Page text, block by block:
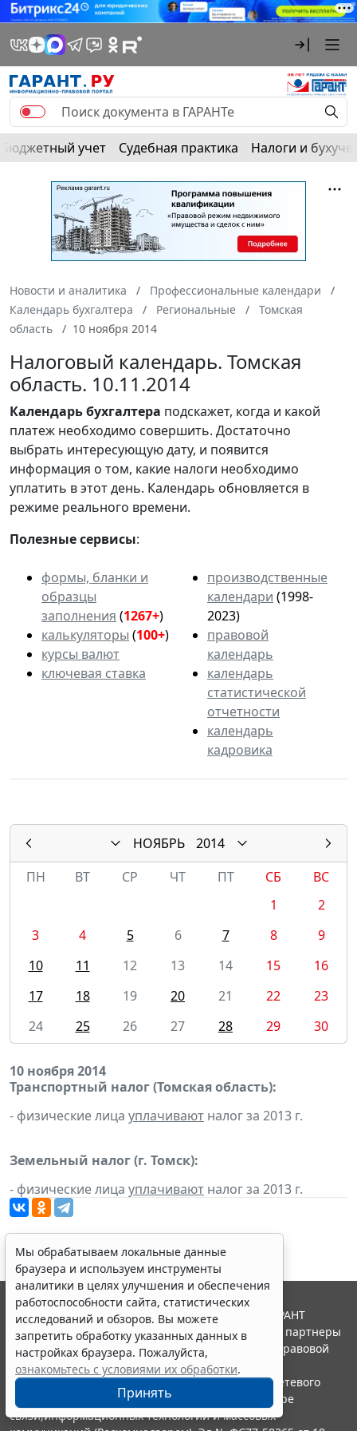
Бюджетный учет Судебная практика Налоги и
Новости и аналитика
Профессиональные календари
Календарь бухгалтера
Региональные
Томская
область
10 ноября 2014
Налоговый календарь. Томская
область. 10.11.2014
Календарьбухгалтера подскажет, когда и какой
платеж необходимо совершить. Достаточно
выбрать интересующую дату, и появится
информация о том, какие налоги необходимо
уплатить в этот день. Календарь обновляется в
режиме реального времени.
Полезные сервисы:
формы, бланки и
образцы
заполнения (1267+)
калькуляторы (100+)
курсы валют
ключевая ставка
производственные
календари (1998-
2023)
правовой
календарь
календарь
статистической
отчетности
календарь
кадровика
НОЯБРЬ
2014
ПН
ВТ СР ЧТ ПТ СБ
ВС
1
2
3
4 5 6 7 8
9
10
11 12 13 14 15
16
17
18 19 20 21 22
23
24
25 26 27 28 29 30
10 ноября 2014
Транспортный налог (Томская область):
- физические лица уплачивают налог за 2013 г.
Земельный налог (г. Томск):
- физические лица уплачивают налог за 2013 г.
Мы обрабатываем локальные данные
браузера и используем инструменты
аналитики в целях улучшения и обеспечения
работоспособности сайта, статистических
исследований и обзоров. Вы можете
запретить обработку указанных данных в
настройках браузера. Пожалуйста,
ознакомьтесь с условиями их обработки.
Принять
© ООО "НПП "ГАРАНТ-СЕРВИС", 2026. Система ГАРАНТ
выпускается с 1990 года. Компания "Гарант" и ее партнеры
являются участниками Российской ассоциации правовой
информации ГАРАНТ.
Портал ГАРАНТ.РУ зарегистрирован в качестве сетевого
издания Федеральной службой по надзору в сфере
связи,информационных технологий и массовых